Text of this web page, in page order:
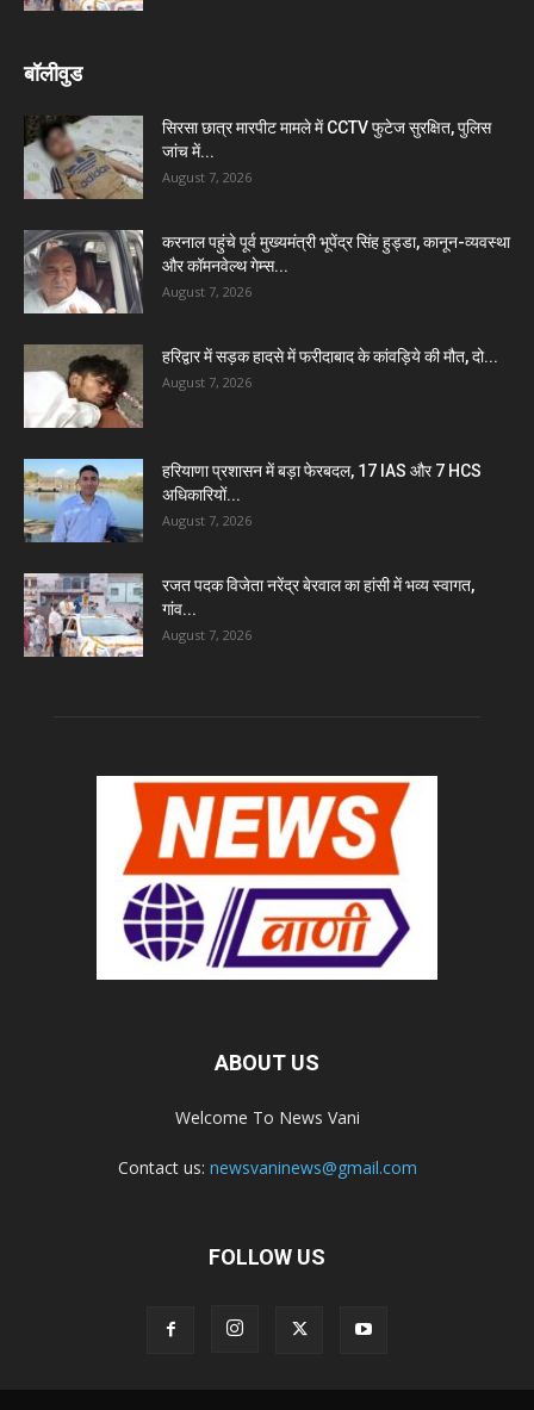
बॉलीवुड
सिरसा छात्र मारपीट मामले में CCTV फुटेज सुरक्षित, पुलिस
जांच में...
August 7, 2026
करनाल पहुंचे पूर्व मुख्यमंत्री भूपेंद्र सिंह हुड्डा, कानून-व्यवस्था
और कॉमनवेल्थ गेम्स...
August 7, 2026
हरिद्वार में सड़क हादसे में फरीदाबाद के कांवड़िये की मौत, दो...
August 7, 2026
हरियाणा प्रशासन में बड़ा फेरबदल, 17 IAS और 7 HCS
अधिकारियों...
August 7, 2026
रजत पदक विजेता नरेंद्र बेरवाल का हांसी में भव्य स्वागत,
गांव...
August 7, 2026
ABOUT US
Welcome To News Vani
Contact us: newsvaninews@gmail.com
FOLLOW US